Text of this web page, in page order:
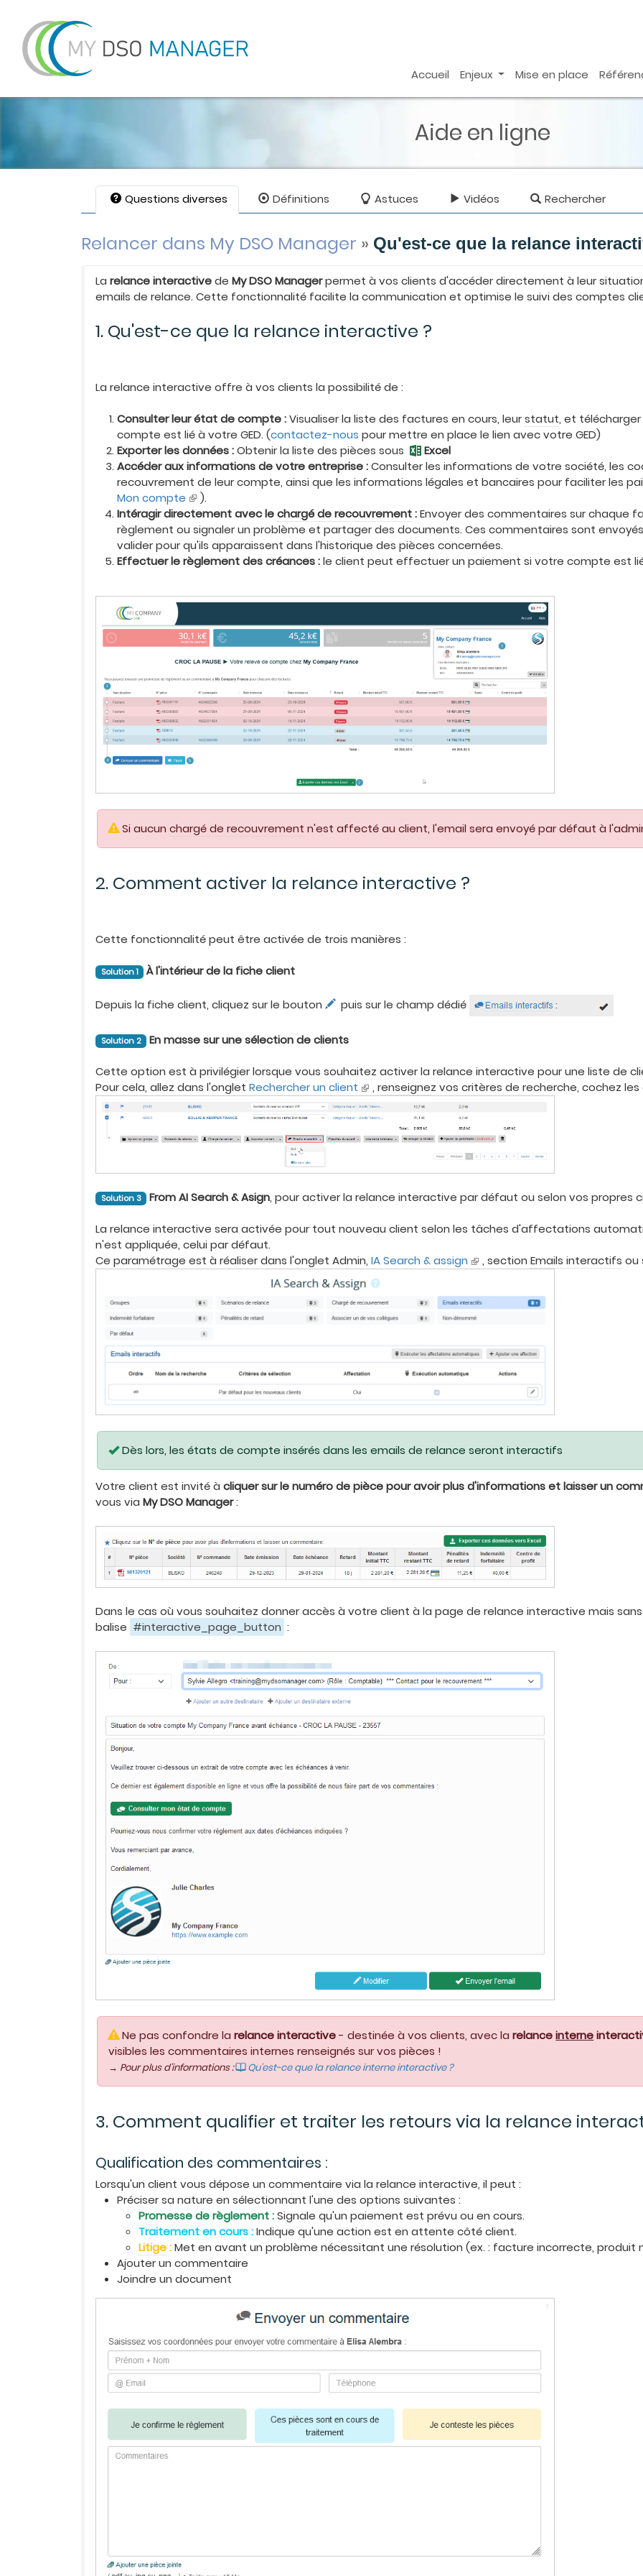
Accueil Enjeux Mise en place
Aide en ligne
Questions diverses Définitions Astuces Vidéos Rechercher
Relancer dans My DSO Manager » Qu'est-ce que la relance
Larelance interactivedeMy DSO Managerpermet à vos clients d'accéder directement à leur
emails de relance. Cette fonctionnalité facilite la communication et optimise le suivi des comptes
1. Qu'est-ce que la relance interactive ?
La relance interactive offre à vos clients la possibilité de :
Consulter leur état de compte :Visualiser la liste des factures en cours, leurstatut, et
compte est lié à votre GED. (contactez-nous pour mettre en place le lien avec votre GED)
Exporter les données :Obtenir la liste des pièces sous
Excel
Accéder aux informations de votre entreprise :Consulter les informations de votre société, les
recouvrement de leur compte, ainsi que les informations légales et bancaires pour faciliter les
Mon compte
).
Intéragir directement avec lechargé de recouvrement:Envoyer des commentaires sur chaque
règlement ou signaler un problème et partager des documents. Ces commentaires sont
valider pour qu'ils apparaissent dans l'historique des pièces concernées.
Effectuer le règlement des créances :le client peut effectuer un paiement si votre compte est
Si aucunchargé de recouvrement n'est affecté au client, l'email sera envoyé par défaut à
2. Comment activer la relance interactive ?
Cette fonctionnalité peut être activée de trois manières :
Solution 1 À l'intérieur de la fiche client
Depuis la fiche client, cliquez sur le bouton puis sur le champ dédié
Solution 2 En masse sur une sélection de clients
Cette option est à privilégier lorsque vous souhaitez activer la relance interactive pour une liste de
Pour cela, allez dans l'ongletRechercher un client , renseignez vos critères de recherche, cochez
Solution 3 From AI Search & Asign, pour activer la relance interactive par défaut ou selon vos propres
La relance interactive sera activée pour tout nouveau client selon les tâches d'affectations
n'est appliquée, celui par défaut.
Ce paramétrage est à réaliser dans l'onglet Admin,IA Search & assign , sectionEmails interactifs ou
Dès lors, les états de compte insérés dans les emails de relance seront interactifs
Votre client est invité àcliquer sur le numéro de pièce pour avoir plus d'informations et laisser un
vous viaMy DSO Manager:
Dans le cas où vous souhaitez donner accès à votre client à la page de relance interactive mais
balise #interactive_page_button :
Ne pas confondre larelance interactive- destinée à vos clients, avec larelanceinterne
visibles les commentaires internes renseignés sur vos pièces !
→ Pour plus d'informations : Qu'est-ce que la relance interne interactive ?
3. Comment qualifier et traiter les retours via la relance
Qualification des commentaires :
Lorsqu'un client vous dépose un commentaire via la relance interactive, il peut :
Préciser sa nature en sélectionnant l'une des options suivantes :
Promesse de règlement :Signale qu'un paiement est prévu ou en cours.
Traitement en cours :Indique qu'une action est en attente côté client.
Litige:Met en avant un problème nécessitant une résolution (ex. : facture incorrecte, produit
Ajouter un commentaire
Joindre un document